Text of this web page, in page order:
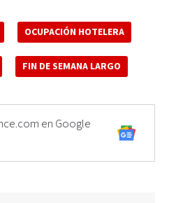
OCUPACIÓN HOTELERA
FIN DE SEMANA LARGO
en Google